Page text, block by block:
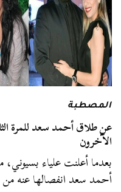
المصطبة
عن طلاق أحمد سعد للمرة
الآخرون
بعدما أعلنت علياء
أحمد سعد انفصالها عنه